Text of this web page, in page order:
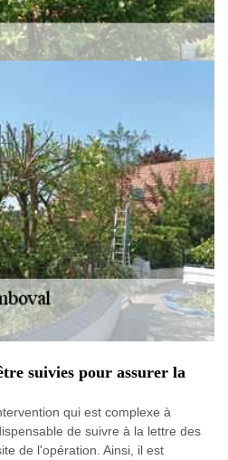
suivies pour assurer la
qui est complexe à
de suivre à la lettre des
de l'opération. Ainsi, il est